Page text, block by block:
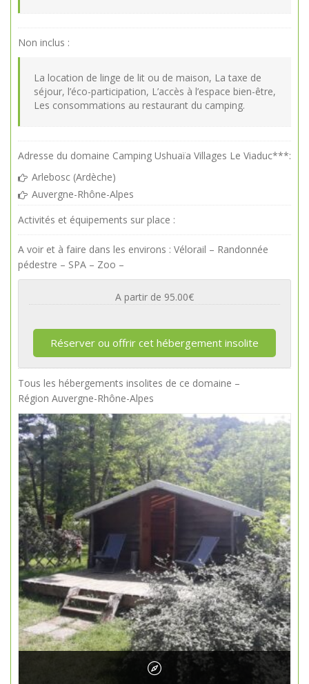
Non inclus :
La location de linge de lit ou de maison, La taxe de
séjour, l’éco-participation, L’accès à l’espace bien-être,
Les consommations au restaurant du camping.
Adresse du domaine Camping Ushuaïa Villages Le Viaduc***:
Arlebosc (Ardèche)
Auvergne-Rhône-Alpes
Activités et équipements sur place :
A voir et à faire dans les environs : Vélorail – Randonnée
pédestre – SPA – Zoo –
A partir de 95.00€
Réserver ou offrir cet hébergement insolite
Tous les hébergements insolites de ce domaine –
Région Auvergne-Rhône-Alpes